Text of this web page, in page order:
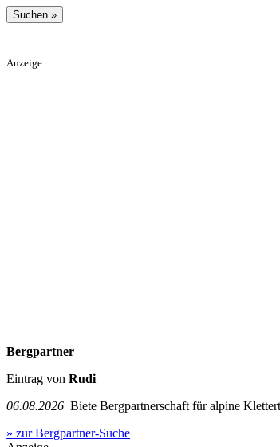
Anzeige
Bergpartner
Eintrag von Rudi
06.08.2026 Biete Bergpartnerschaft für alpine
» zur Bergpartner-Suche